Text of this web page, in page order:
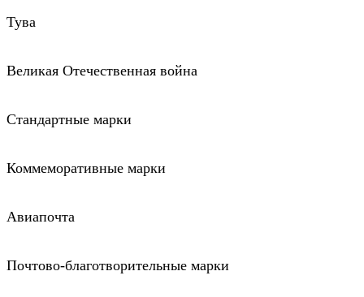
Тува
Великая Отечественная война
Стандартные марки
Коммеморативные марки
Авиапочта
Почтово-благотворительные марки